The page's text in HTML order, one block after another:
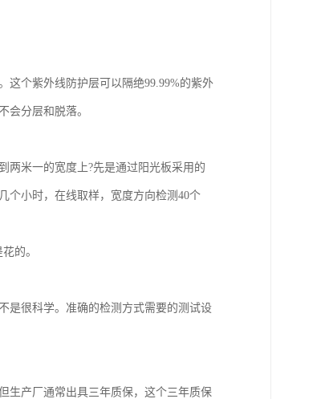
这个紫外线防护层可以隔绝99.99%的紫外
会分层和脱落。
两米一的宽度上?先是通过阳光板采用的
个小时，在线取样，宽度方向检测40个
的。
是很科学。准确的检测方式需要的测试设
生产厂通常出具三年质保，这个三年质保